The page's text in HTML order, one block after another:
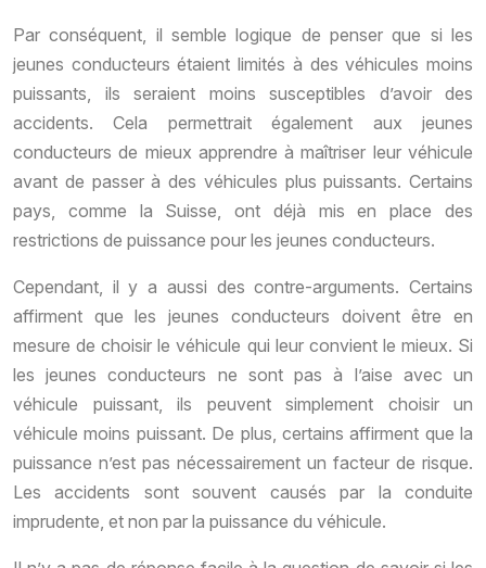
Par conséquent, il semble logique de penser que si les
jeunes conducteurs étaient limités à des véhicules moins
puissants, ils seraient moins susceptibles d’avoir des
accidents. Cela permettrait également aux jeunes
conducteurs de mieux apprendre à maîtriser leur véhicule
avant de passer à des véhicules plus puissants. Certains
pays, comme la Suisse, ont déjà mis en place des
restrictions de puissance pour les jeunes conducteurs.
Cependant, il y a aussi des contre-arguments. Certains
affirment que les jeunes conducteurs doivent être en
mesure de choisir le véhicule qui leur convient le mieux. Si
les jeunes conducteurs ne sont pas à l’aise avec un
véhicule puissant, ils peuvent simplement choisir un
véhicule moins puissant. De plus, certains affirment que la
puissance n’est pas nécessairement un facteur de risque.
Les accidents sont souvent causés par la conduite
imprudente, et non par la puissance du véhicule.